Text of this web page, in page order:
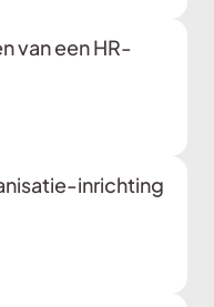
van een HR-
inrichting